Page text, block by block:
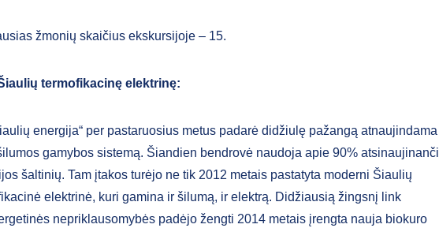
žmonių skaičius ekskursijoje – 15.
termofikacinę elektrinę:
energija“ per pastaruosius metus padarė didžiulę pažangą atnaujindama
gamybos sistemą. Šiandien bendrovė naudoja apie 90%
šaltinių. Tam įtakos turėjo ne tik 2012 metais pastatyta moderni Šiaulių
elektrinė, kuri gamina ir šilumą, ir elektrą. Didžiausią žingsnį link
nepriklausomybės padėjo žengti 2014 metais įrengta nauja biokuro